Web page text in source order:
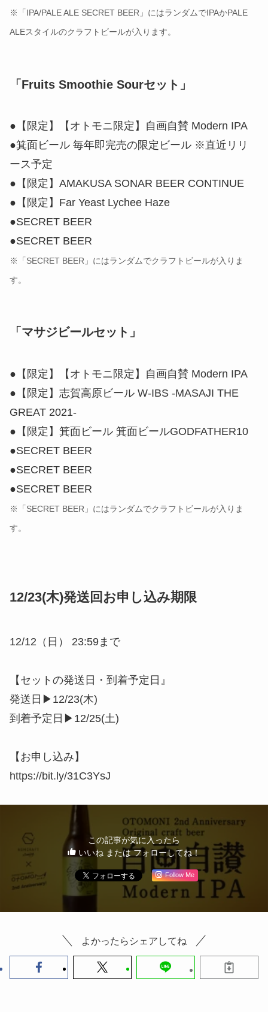
※「IPA/PALE ALE SECRET BEER」にはランダムでIPAかPALE
ALEスタイルのクラフトビールが入ります。
「Fruits Smoothie Sourセット」
●【限定】【オトモニ限定】自画自賛 Modern IPA
●箕面ビール 毎年即完売の限定ビール ※直近リリ
ース予定
●【限定】AMAKUSA SONAR BEER CONTINUE
●【限定】Far Yeast Lychee Haze
●SECRET BEER
●SECRET BEER
※「SECRET BEER」にはランダムでクラフトビールが入りま
す。
「マサジビールセット」
●【限定】【オトモニ限定】自画自賛 Modern IPA
●【限定】志賀高原ビール W-IBS -MASAJI THE
GREAT 2021-
●【限定】箕面ビール 箕面ビールGODFATHER10
●SECRET BEER
●SECRET BEER
●SECRET BEER
※「SECRET BEER」にはランダムでクラフトビールが入りま
す。
12/23(木)発送回お申し込み期限
12/12（日） 23:59まで
【セットの発送日・到着予定日』
発送日▶︎12/23(木)
到着予定日▶︎12/25(土)
【お申し込み】
https://bit.ly/31C3YsJ
この記事が気に入ったら
いいね または フォローしてね！
Follow Me
よかったらシェアしてね